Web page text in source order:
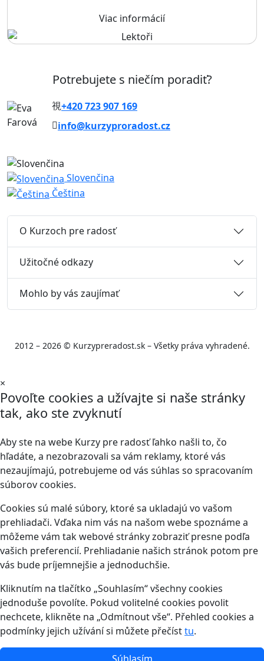
Viac informácií
Potrebujete s niečím poradiť?
+420 723 907 169
info@kurzyproradost.cz
Slovenčina
Čeština
O Kurzoch pre radosť
Užitočné odkazy
Mohlo by vás zaujímať
2012 – 2026 © Kurzypreradost.sk – Všetky práva vyhradené.
×
Povoľte cookies a užívajte si naše stránky
tak, ako ste zvyknutí
Aby ste na webe Kurzy pre radosť ľahko našli to, čo
hľadáte, a nezobrazovali sa vám reklamy, ktoré vás
nezaujímajú, potrebujeme od vás súhlas so spracovaním
súborov cookies.
Cookies sú malé súbory, ktoré sa ukladajú vo vašom
prehliadači. Vďaka nim vás na našom webe spoznáme a
môžeme vám tak webové stránky zobraziť presne podľa
vašich preferencií. Prehliadanie našich stránok potom pre
vás bude príjemnejšie a jednoduchšie.
Kliknutím na tlačítko „Souhlasím“ všechny cookies
jednoduše povolíte. Pokud volitelné cookies povolit
nechcete, klikněte na „Odmítnout vše“. Přehled cookies a
podmínky jejich užívání si můžete přečísttu.
Súhlasím